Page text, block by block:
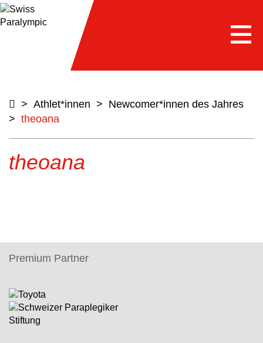
> Athlet*innen > Newcomer*innen des Jahres
> theoana
theoana
Premium Partner